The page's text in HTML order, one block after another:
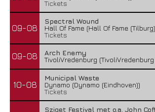
Tickets
09-08
Spectral Wound
Hall Of Fame (Hall Of Fame
Tickets
09-08
Arch Enemy
TivoliVredenburg
10-08
Municipal Waste
Dynamo (Dynamo (Eindhoven))
Tickets
Sziget Festival met o.a. John